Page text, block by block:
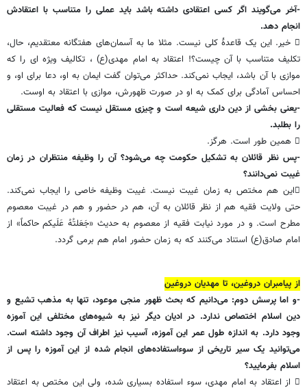
-آخر می‌گویند اگر کسی اعتقادی داشته باشد باید عملی را متناسب با اعتقادش
انجام دهد.
 خیر. این یک قاعدۀ کلی نیست. مثلا ما به آسمان‌های هفتگانه معتقدیم، حال،
تکلیف متناسب با آن چیست؟! اعتقاد به امام مهدی(ع) ، تکالیف ویژه ای را که
موازی با آن باشد، ایجاب نمی‌کند. حداکثر می‌توان گفت ایمان به او، دعا برای او، و
احساس آمادگی برای کمک به او در صورت ظهورش، موازی با اعتقاد به اوست.
-یعنی بخشی از دین داری شیعه است و چیزی مستقل نیست که فعالیت مستقلی
را بطلبد.
 همین طور است. هرگز.
-پس نظر قائلان به تشکیل حکومت چه می‌شود؟ آن را وظیفه منتظران در زمان
غیبت نمی‌دانند؟
این هم مختص به زمان غیبت نیست. غیبت وظیفه خاصی را ایجاب نمی‌کند.
حتی ولایت فقیه هم از نظر قائلان به آن، هم در حضور و هم در غیبت معصوم
مطرح است. و در مورد نیابت فقیه از معصوم به حدیث «جَعَلتُهُ عَلَیکم حاکماً» از
امام صادق(ع) استناد می‌کنند که به زمان حضور امام هم برمی گردد.
از پیامبران دروغین، تا مهدیان دروغین
-و اما پرسش دوم: می‌دانیم که بحث ظهور منجی موعود، تنها به مذهب تشیع و
دین اسلام اختصاص ندارد. در ادیان دیگر نیز به شیوه‌های مختلفی این آموزه
وجود دارد. به اندازه طول عمر این آموزه، آسیب نیز اطراف آن وجود داشته است.
می‌توانید یک سیر تاریخی از سوءاستفاده‌های انجام شده از این آموزه را پس از
اسلام بفرمایید؟
 از اعتقاد به امام مهدی، سوء استفاده بسیاری شده، ولی این مختص به اعتقاد